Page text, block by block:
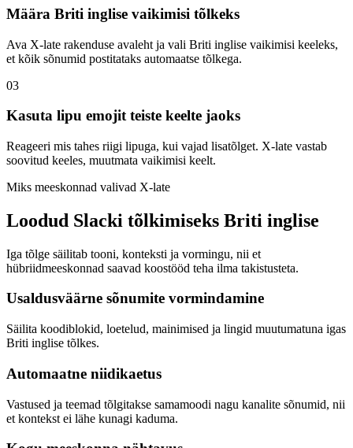
Määra Briti inglise vaikimisi tõlkeks
Ava X-late rakenduse avaleht ja vali Briti inglise vaikimisi keeleks,
et kõik sõnumid postitataks automaatse tõlkega.
03
Kasuta lipu emojit teiste keelte jaoks
Reageeri mis tahes riigi lipuga, kui vajad lisatõlget. X-late vastab
soovitud keeles, muutmata vaikimisi keelt.
Miks meeskonnad valivad X-late
Loodud Slacki tõlkimiseks Briti inglise
Iga tõlge säilitab tooni, konteksti ja vormingu, nii et
hübriidmeeskonnad saavad koostööd teha ilma takistusteta.
Usaldusväärne sõnumite vormindamine
Säilita koodiblokid, loetelud, mainimised ja lingid muutumatuna igas
Briti inglise tõlkes.
Automaatne niidikaetus
Vastused ja teemad tõlgitakse samamoodi nagu kanalite sõnumid, nii
et kontekst ei lähe kunagi kaduma.